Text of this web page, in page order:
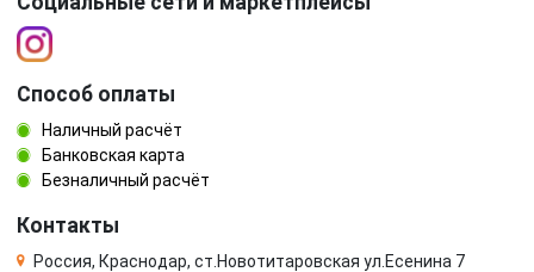
Способ оплаты
Наличный расчёт
Банковская карта
Безналичный расчёт
Контакты
Россия, Краснодар, ст.Новотитаровская ул.Есенина 7